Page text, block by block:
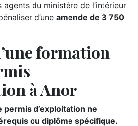
du ministère de l’intérieur
d’une amende de 3 750
formation
à Anor
permis d’exploitation ne
ou diplôme spécifique.